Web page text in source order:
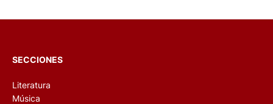
SECCIONES
Literatura
Música